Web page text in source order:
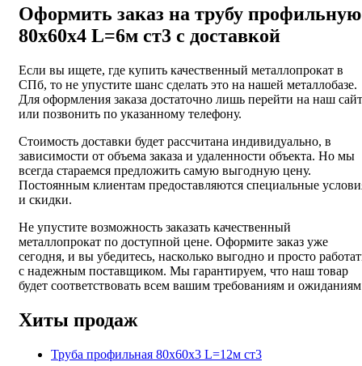
Оформить заказ на трубу профильную
80х60х4 L=6м ст3 с доставкой
Если вы ищете, где купить качественный металлопрокат в
СПб, то не упустите шанс сделать это на нашей металлобазе.
Для оформления заказа достаточно лишь перейти на наш сайт
или позвонить по указанному телефону.
Стоимость доставки будет рассчитана индивидуально, в
зависимости от объема заказа и удаленности объекта. Но мы
всегда стараемся предложить самую выгодную цену.
Постоянным клиентам предоставляются специальные
и скидки.
Не упустите возможность заказать качественный
металлопрокат по доступной цене. Оформите заказ уже
сегодня, и вы убедитесь, насколько выгодно и просто
с надежным поставщиком. Мы гарантируем, что наш товар
будет соответствовать всем вашим требованиям и
Хиты продаж
Труба профильная 80х60х3 L=12м ст3